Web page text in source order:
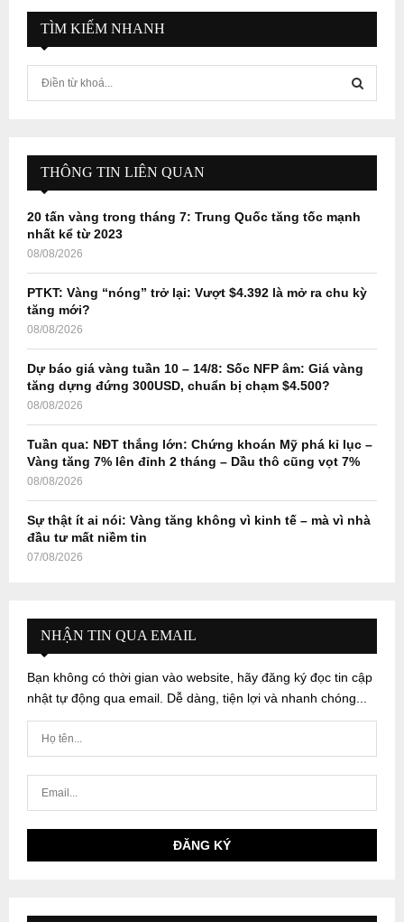
TÌM KIẾM NHANH
f
r
E
A
H
THÔNG TIN LIÊN QUAN
20 tấn vàng trong tháng 7: Trung Quốc tăng tốc mạnh
nhất kể từ 2023
08/08/2026
PTKT: Vàng “nóng” trở lại: Vượt $4.392 là mở ra chu kỳ
tăng mới?
08/08/2026
Dự báo giá vàng tuần 10 – 14/8: Sốc NFP âm: Giá vàng
tăng dựng đứng 300USD, chuẩn bị chạm $4.500?
08/08/2026
Tuần qua: NĐT thắng lớn: Chứng khoán Mỹ phá kỉ lục –
Vàng tăng 7% lên đỉnh 2 tháng – Dầu thô cũng vọt 7%
08/08/2026
Sự thật ít ai nói: Vàng tăng không vì kinh tế – mà vì nhà
đầu tư mất niềm tin
07/08/2026
NHẬN TIN QUA EMAIL
Bạn không có thời gian vào website, hãy đăng ký đọc tin cập
nhật tự động qua email. Dễ dàng, tiện lợi và nhanh chóng...